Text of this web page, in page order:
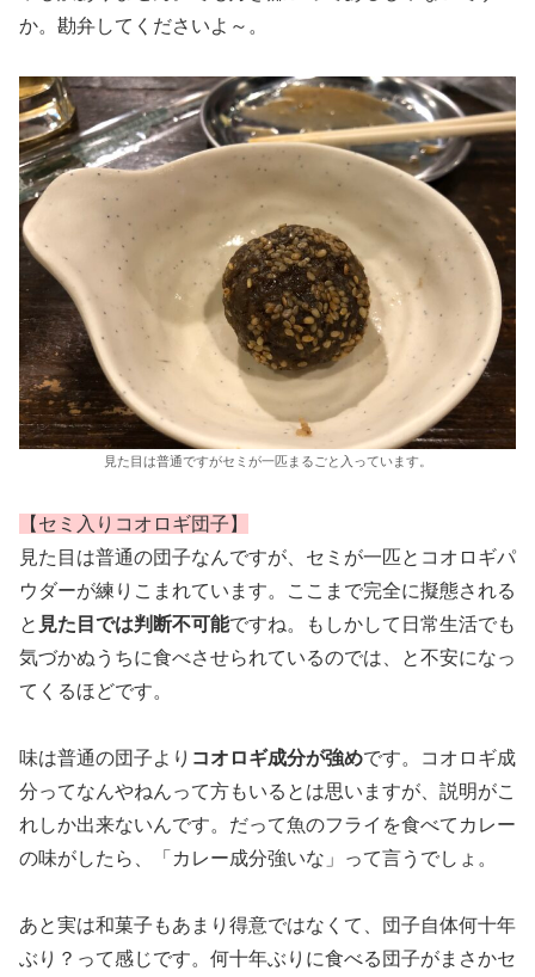
か。勘弁してくださいよ～。
見た目は普通ですがセミが一匹まるごと入っています。
【セミ入りコオロギ団子】
見た目は普通の団子なんですが、セミが一匹とコオロギパ
ウダーが練りこまれています。ここまで完全に擬態される
と 見た目では判断不可能ですね。もしかして日常生活でも
気づかぬうちに食べさせられているのでは、と不安になっ
てくるほどです。
味は普通の団子より コオロギ成分が強めです。コオロギ成
分ってなんやねんって方もいるとは思いますが、説明がこ
れしか出来ないんです。だって魚のフライを食べてカレー
の味がしたら、「カレー成分強いな」って言うでしょ。
あと実は和菓子もあまり得意ではなくて、団子自体何十年
ぶり？って感じです。何十年ぶりに食べる団子がまさかセ